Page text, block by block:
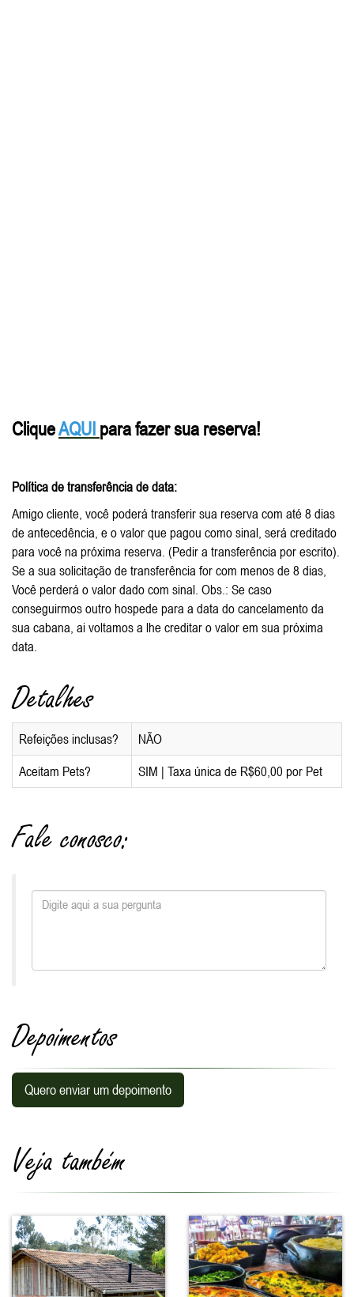
CliqueAQUI para fazer sua reserva!
Política de transferência de data:
Amigo cliente, você poderá transferir sua reserva com até 8 dias
de antecedência, e o valor que pagou como sinal, será creditado
para você na próxima reserva. (Pedir a transferência por escrito).
Se a sua solicitação de transferência for com menos de 8 dias,
Você perderá o valor dado com sinal. Obs.: Se caso
conseguirmos outro hospede para a data do cancelamento da
sua cabana, ai voltamos a lhe creditar o valor em sua próxima
data.
Detalhes
Refeições inclusas? NÃO
Aceitam Pets? SIM | Taxa única de R$60,00 por Pet
Fale conosco:
Depoimentos
Quero enviar um depoimento
Veja também